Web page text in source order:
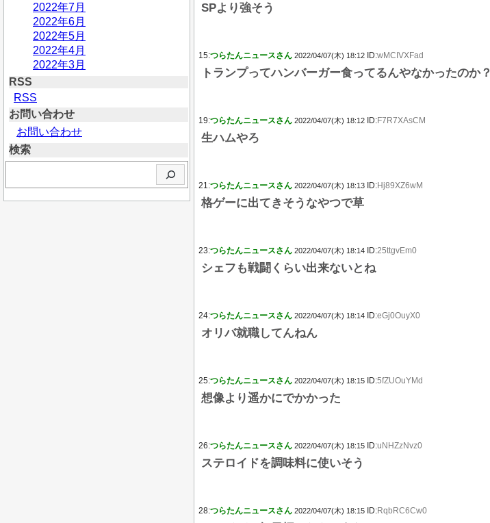
2022年7月
2022年6月
2022年5月
2022年4月
2022年3月
RSS
RSS
お問い合わせ
お問い合わせ
検索
SPより強そう
15:つらたんニュースさん 2022/04/07(木) 18:12 ID:wMCIVXFad
トランプってハンバーガー食ってるんやなかったのか？
19:つらたんニュースさん 2022/04/07(木) 18:12 ID:F7R7XAsCM
生ハムやろ
21:つらたんニュースさん 2022/04/07(木) 18:13 ID:Hj89XZ6wM
格ゲーに出てきそうなやつで草
23:つらたんニュースさん 2022/04/07(木) 18:14 ID:25ttgvEm0
シェフも戦闘くらい出来ないとね
24:つらたんニュースさん 2022/04/07(木) 18:14 ID:eGj0OuyX0
オリバ就職してんねん
25:つらたんニュースさん 2022/04/07(木) 18:15 ID:5fZUOuYMd
想像より遥かにでかかった
26:つらたんニュースさん 2022/04/07(木) 18:15 ID:uNHZzNvz0
ステロイドを調味料に使いそう
28:つらたんニュースさん 2022/04/07(木) 18:15 ID:RqbRC6Cw0